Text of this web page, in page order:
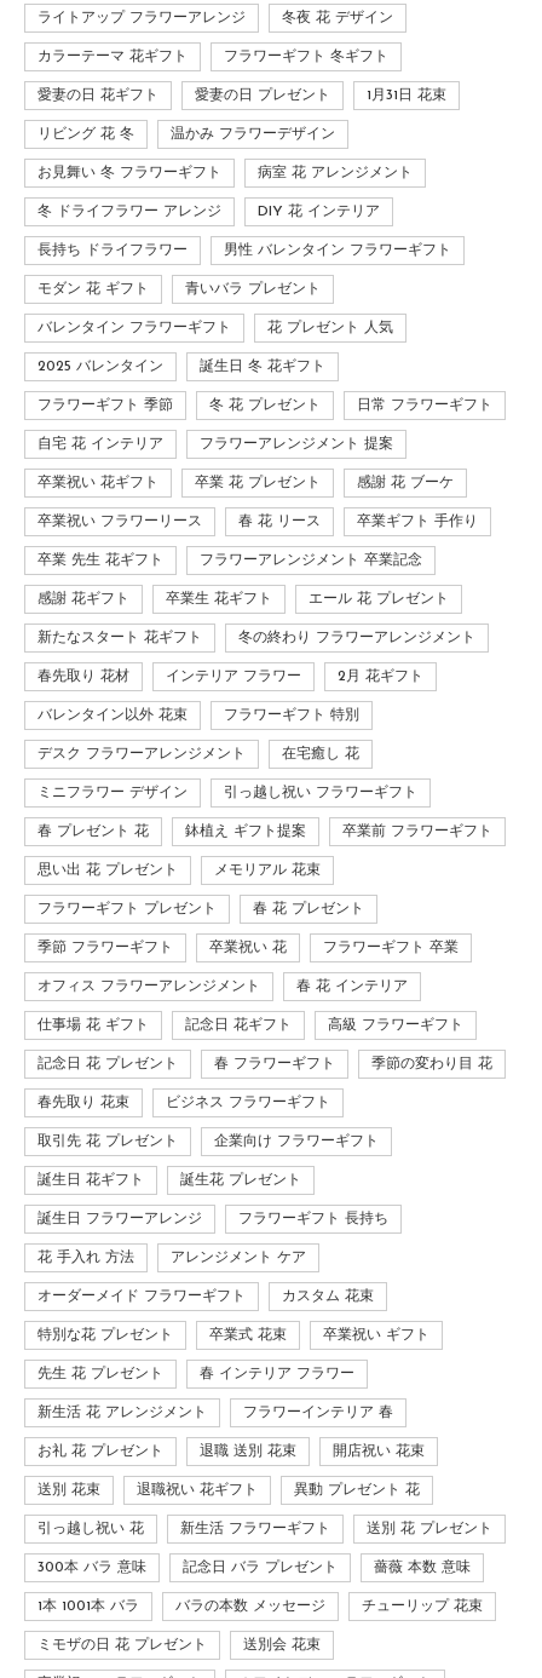
ライトアップ フラワーアレンジ 冬夜 花 デザイン
カラーテーマ 花ギフト フラワーギフト 冬ギフト
愛妻の日 花ギフト 愛妻の日 プレゼント 1月31日 花束
リビング 花 冬 温かみ フラワーデザイン
お見舞い 冬 フラワーギフト 病室 花 アレンジメント
冬 ドライフラワー アレンジ DIY 花 インテリア
長持ち ドライフラワー 男性 バレンタイン フラワーギフト
モダン 花 ギフト 青いバラ プレゼント
バレンタイン フラワーギフト 花 プレゼント 人気
2025 バレンタイン 誕生日 冬 花ギフト
フラワーギフト 季節 冬 花 プレゼント 日常 フラワーギフト
自宅 花 インテリア フラワーアレンジメント 提案
卒業祝い 花ギフト 卒業 花 プレゼント 感謝 花 ブーケ
卒業祝い フラワーリース 春 花 リース 卒業ギフト 手作り
卒業 先生 花ギフト フラワーアレンジメント 卒業記念
感謝 花ギフト 卒業生 花ギフト エール 花 プレゼント
新たなスタート 花ギフト 冬の終わり フラワーアレンジメント
春先取り 花材 インテリア フラワー 2月 花ギフト
バレンタイン以外 花束 フラワーギフト 特別
デスク フラワーアレンジメント 在宅癒し 花
ミニフラワー デザイン 引っ越し祝い フラワーギフト
春 プレゼント 花 鉢植え ギフト提案 卒業前 フラワーギフト
思い出 花 プレゼント メモリアル 花束
フラワーギフト プレゼント 春 花 プレゼント
季節 フラワーギフト 卒業祝い 花 フラワーギフト 卒業
オフィス フラワーアレンジメント 春 花 インテリア
仕事場 花 ギフト 記念日 花ギフト 高級 フラワーギフト
記念日 花 プレゼント 春 フラワーギフト 季節の変わり目 花
春先取り 花束 ビジネス フラワーギフト
取引先 花 プレゼント 企業向け フラワーギフト
誕生日 花ギフト 誕生花 プレゼント
誕生日 フラワーアレンジ フラワーギフト 長持ち
花 手入れ 方法 アレンジメント ケア
オーダーメイド フラワーギフト カスタム 花束
特別な花 プレゼント 卒業式 花束 卒業祝い ギフト
先生 花 プレゼント 春 インテリア フラワー
新生活 花 アレンジメント フラワーインテリア 春
お礼 花 プレゼント 退職 送別 花束 開店祝い 花束
送別 花束 退職祝い 花ギフト 異動 プレゼント 花
引っ越し祝い 花 新生活 フラワーギフト 送別 花 プレゼント
300本 バラ 意味 記念日 バラ プレゼント 薔薇 本数 意味
1本 1001本 バラ バラの本数 メッセージ チューリップ 花束
ミモザの日 花 プレゼント 送別会 花束